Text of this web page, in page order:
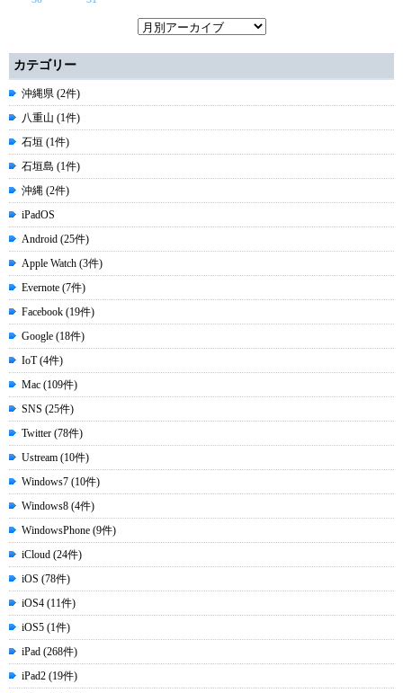
カテゴリー
沖縄県 (2件)
八重山 (1件)
石垣 (1件)
石垣島 (1件)
沖縄 (2件)
iPadOS
Android (25件)
Apple Watch (3件)
Evernote (7件)
Facebook (19件)
Google (18件)
IoT (4件)
Mac (109件)
SNS (25件)
Twitter (78件)
Ustream (10件)
Windows7 (10件)
Windows8 (4件)
WindowsPhone (9件)
iCloud (24件)
iOS (78件)
iOS4 (11件)
iOS5 (1件)
iPad (268件)
iPad2 (19件)